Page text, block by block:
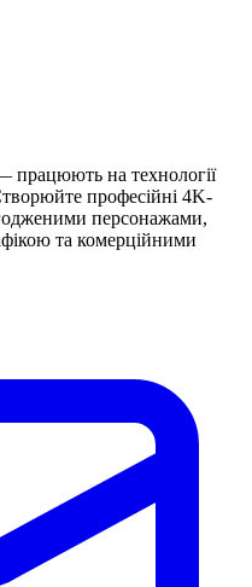
працюють на технології
професійні 4K-
персонажами,
та комерційними